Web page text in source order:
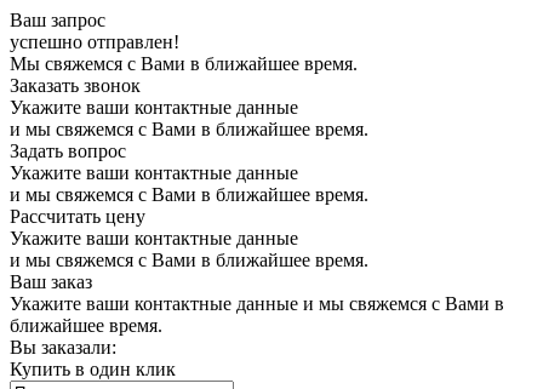
Ваш запрос
успешно отправлен!
Мы свяжемся с Вами в ближайшее время.
Заказать звонок
Укажите ваши контактные данные
и мы свяжемся с Вами в ближайшее время.
Задать вопрос
Укажите ваши контактные данные
и мы свяжемся с Вами в ближайшее время.
Рассчитать цену
Укажите ваши контактные данные
и мы свяжемся с Вами в ближайшее время.
Ваш заказ
Укажите ваши контактные данные и мы свяжемся с Вами в
ближайшее время.
Вы заказали:
Купить в один клик